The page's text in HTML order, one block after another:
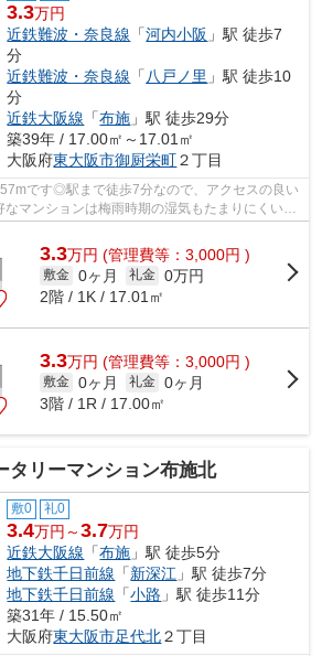
3.3万円
近鉄難波・奈良線 「河内小阪 」駅 徒歩7
分
近鉄難波・奈良線 「 八戸ノ里 」駅 徒歩10
分
近鉄大阪線 「布施 」駅 徒歩29分
築39年 / 17.00㎡～17.01㎡
大阪府東大阪市御厨栄町２丁目
です◎駅まで徒歩7分なので、アクセスの良い
マンションは梅雨時期の湿気もたまりにくい条
3.3万円 (管理費等：3,000円 )
敷金 0ヶ月 礼金 0万円
2階 / 1K / 17.01㎡
3.3万円 (管理費等：3,000円 )
敷金 0ヶ月 礼金 0ヶ月
3階 / 1R / 17.00㎡
タリーマンション布施北
敷0 礼0
3.4万円～3.7万円
近鉄大阪線 「布施 」駅 徒歩5分
地下鉄千日前線 「新深江 」駅 徒歩7分
地下鉄千日前線 「小路 」駅 徒歩11分
築31年 / 15.50㎡
大阪府東大阪市足代北２丁目